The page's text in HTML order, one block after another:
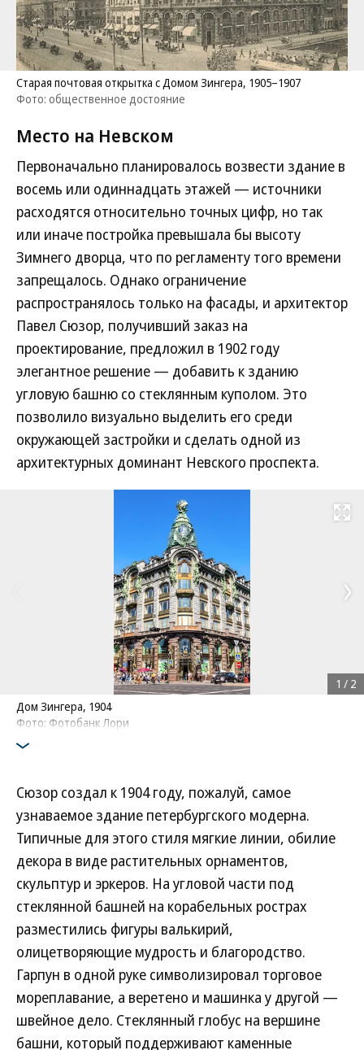
Старая почтовая открытка с Домом Зингера, 1905–‍1907
Фото: общественное достояние
Место на Невском
Первоначально планировалось возвести здание в
восемь или одиннадцать этажей — источники
расходятся относительно точных цифр, но так
или иначе постройка превышала бы высоту
Зимнего дворца, что по регламенту того времени
запрещалось. Однако ограничение
распространялось только на фасады, и архитектор
Павел Сюзор, получивший заказ на
проектирование, предложил в 1902 году
элегантное решение — добавить к зданию
угловую башню со стеклянным куполом. Это
позволило визуально выделить его среди
окружающей застройки и сделать одной из
архитектурных доминант Невского проспекта.
Развернуть
Дом Зингера, 1904
Фото: Фотобанк Лори
1 / 2
Сюзор создал к 1904 году, пожалуй, самое
узнаваемое здание петербургского модерна.
Типичные для этого стиля мягкие линии, обилие
декора в виде растительных орнаментов,
скульптур и эркеров. На угловой части под
стеклянной башней на корабельных рострах
разместились фигуры валькирий,
олицетворяющие мудрость и благородство.
Гарпун в одной руке символизировал торговое
мореплавание, а веретено и машинка у другой —
швейное дело. Стеклянный глобус на вершине
башни, который поддерживают каменные